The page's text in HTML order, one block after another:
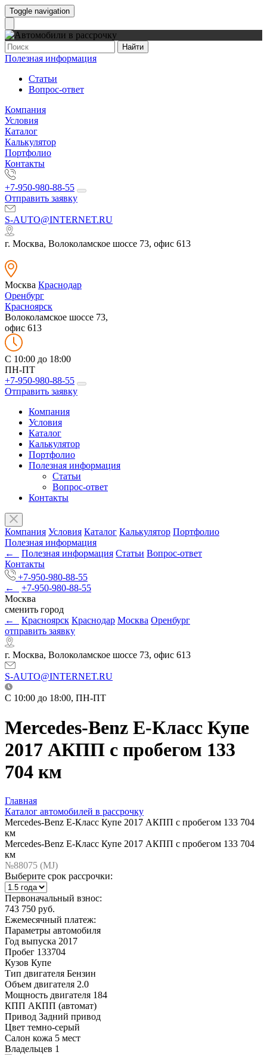
Toggle navigation
Найти
Полезная информация
Статьи
Вопрос-ответ
Компания
Условия
Каталог
Калькулятор
Портфолио
Контакты
+7-950-980-88-55
Отправить заявку
S-AUTO@INTERNET.RU
г. Москва, Волоколамское шоссе 73, офис 613
Москва Краснодар
Оренбург
Красноярск
Волоколамское шоссе 73,
офис 613
C 10:00 до 18:00
ПН-ПТ
+7-950-980-88-55
Отправить заявку
Компания
Условия
Каталог
Калькулятор
Портфолио
Полезная информация
Статьи
Вопрос-ответ
Контакты
Компания Условия Каталог Калькулятор Портфолио
Полезная информация
←
Полезная информация Статьи Вопрос-ответ
Контакты
+7-950-980-88-55
←
+7-950-980-88-55
Москва
сменить город
←
Красноярск Краснодар Москва Оренбург
отправить заявку
г. Москва, Волоколамское шоссе 73, офис 613
S-AUTO@INTERNET.RU
C 10:00 до 18:00, ПН-ПТ
Mercedes-Benz E-Класс Купе
2017 АКПП с пробегом 133
704 км
Главная
Каталог автомобилей в рассрочку
Mercedes-Benz E-Класс Купе 2017 АКПП с пробегом 133 704
км
Mercedes-Benz E-Класс Купе 2017 АКПП с пробегом 133 704
км
№88075 (МJ)
Выберите срок рассрочки:
Первоначальный взнос:
743 750 руб.
Ежемесячный платеж:
Параметры автомобиля
Год выпуска 2017
Пробег 133704
Кузов Купе
Тип двигателя Бензин
Объем двигателя 2.0
Мощность двигателя 184
КПП АКПП (автомат)
Привод Задний привод
Цвет темно-серый
Салон кожа 5 мест
Владельцев 1